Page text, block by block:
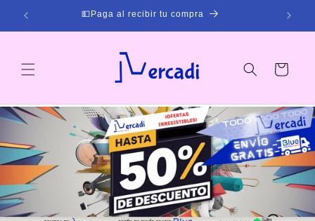
directamente
💵Paga al recibir tu compra
Carrito